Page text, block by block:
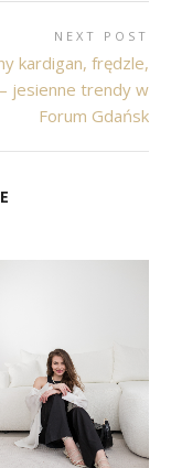
NEXT POST
kardigan, frędzle,
jesienne trendy w
Forum Gdańsk